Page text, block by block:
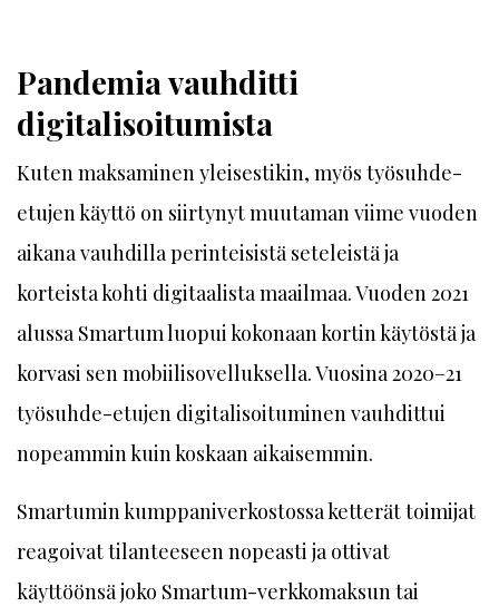
Pandemia vauhditti
digitalisoitumista
Kuten maksaminen yleisestikin, myös työsuhde-
etujen käyttö on siirtynyt muutaman viime vuoden
aikana vauhdilla perinteisistä seteleistä ja
korteista kohti digitaalista maailmaa. Vuoden 2021
alussa Smartum luopui kokonaan kortin käytöstä ja
korvasi sen mobiilisovelluksella. Vuosina 2020–21
työsuhde-etujen digitalisoituminen vauhdittui
nopeammin kuin koskaan aikaisemmin.
Smartumin kumppaniverkostossa ketterät toimijat
reagoivat tilanteeseen nopeasti ja ottivat
käyttöönsä joko Smartum-verkkomaksun tai